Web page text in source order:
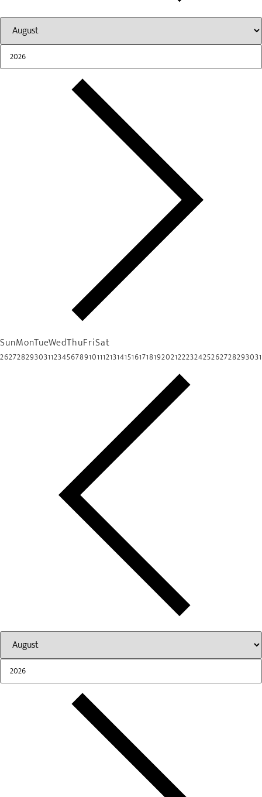
SunMonTueWedThuFriSat
26272829303112345678910111213141516171819202122232425262728293031